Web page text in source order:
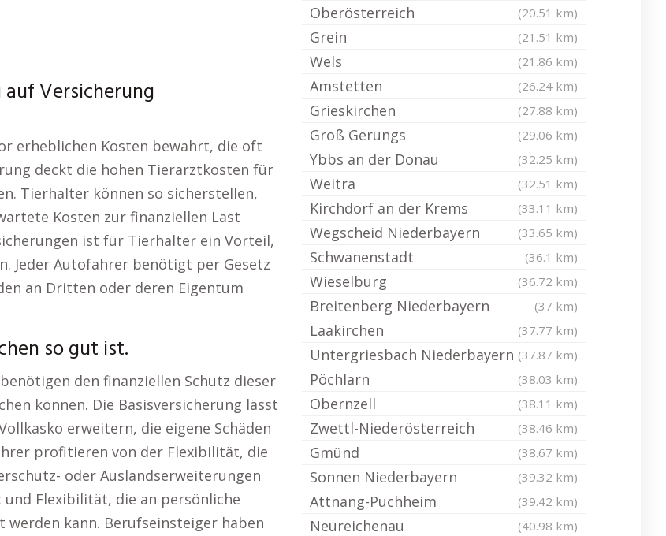
Versicherung
erheblichen Kosten bewahrt, die oft
deckt die hohen Tierarztkosten für
Tierhalter können so sicherstellen,
Kosten zur finanziellen Last
ist für Tierhalter ein Vorteil,
Jeder Autofahrer benötigt per Gesetz
an Dritten oder deren Eigentum
so gut ist.
den finanziellen Schutz dieser
können. Die Basisversicherung lässt
erweitern, die eigene Schäden
profitieren von der Flexibilität, die
oder Auslandserweiterungen
Flexibilität, die an persönliche
werden kann. Berufseinsteiger haben
Oberösterreich (20.51 km)
Grein (21.51 km)
Wels (21.86 km)
Amstetten (26.24 km)
Grieskirchen (27.88 km)
Groß Gerungs (29.06 km)
Ybbs an der Donau (32.25 km)
Weitra (32.51 km)
Kirchdorf an der Krems (33.11 km)
Wegscheid Niederbayern (33.65 km)
Schwanenstadt (36.1 km)
Wieselburg (36.72 km)
Breitenberg Niederbayern (37 km)
Laakirchen (37.77 km)
Untergriesbach Niederbayern (37.87 km)
Pöchlarn (38.03 km)
Obernzell (38.11 km)
Zwettl-Niederösterreich (38.46 km)
Gmünd (38.67 km)
Sonnen Niederbayern (39.32 km)
Attnang-Puchheim (39.42 km)
Neureichenau (40.98 km)